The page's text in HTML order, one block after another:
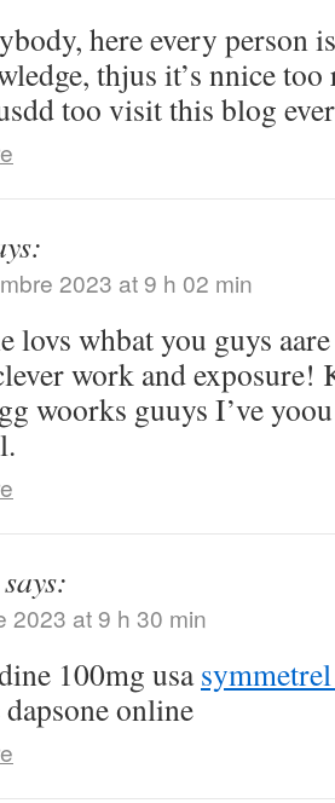
here every person
thjus it’s nnice too
too visit this blog
2023 at 9 h 02 min
lovs whbat you guys
work and exposure!
woorks guuys I’ve
says:
2023 at 9 h 30 min
100mg usa
online